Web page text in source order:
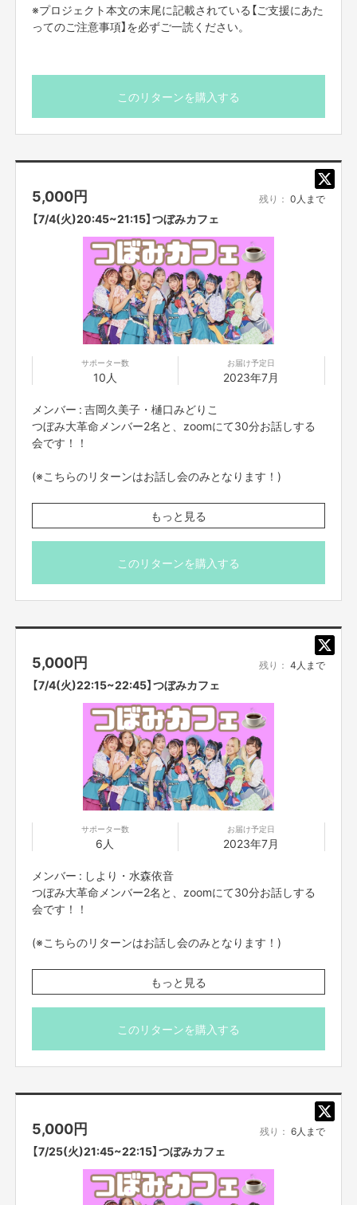
ル・返品・交換はお受けできません。
※プロジェクト本文の末尾に記載されている【ご支援にあた
ってのご注意事項】を必ずご一読ください。
このリターンを購入する
5,000円 残り： 0人まで
【7/4(火)20:45~21:15】つぼみカフェ
サポーター数
10人
お届け予定日
2023年7月
メンバー : 吉岡久美子・樋口みどりこ
つぼみ大革命メンバー2名と、zoomにて30分お話しする
会です！！
(※こちらのリターンはお話し会のみとなります！)
※プロジェクト本文の末尾に記載されている【ご支援にあた
ってのご注意事項】を必ずご一読ください。
もっと見る
このリターンを購入する
5,000円 残り： 4人まで
【7/4(火)22:15~22:45】つぼみカフェ
サポーター数
6人
お届け予定日
2023年7月
メンバー : しより・水森依音
つぼみ大革命メンバー2名と、zoomにて30分お話しする
会です！！
(※こちらのリターンはお話し会のみとなります！)
※プロジェクト本文の末尾に記載されている【ご支援にあた
ってのご注意事項】を必ずご一読ください。
もっと見る
このリターンを購入する
5,000円 残り： 6人まで
【7/25(火)21:45~22:15】つぼみカフェ